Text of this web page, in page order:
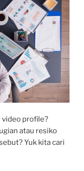
video profile?
atau resiko
Yuk kita cari